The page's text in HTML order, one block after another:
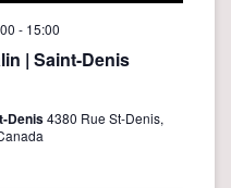
- 15:00
| Saint-Denis
Denis4380 Rue St-Denis,